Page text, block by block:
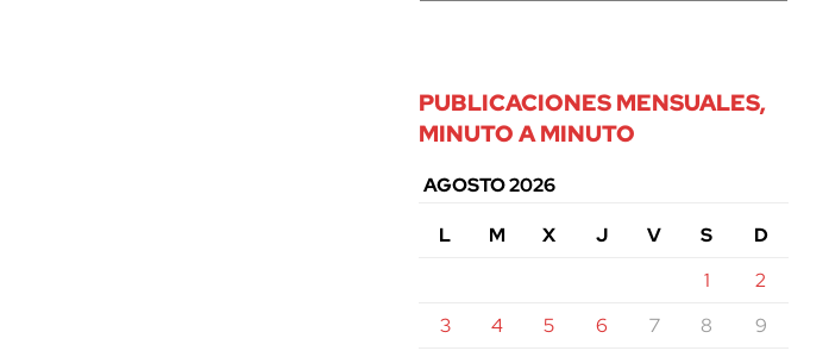
PUBLICACIONES MENSUALES,
MINUTO A MINUTO
AGOSTO 2026
L
M X J V S
D
1
2
3
4 5 6 7 8
9